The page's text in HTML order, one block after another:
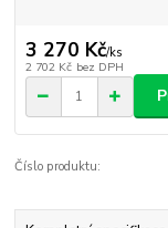
3 270 Kč/ks
2 702 Kč bez DPH
Číslo produktu: